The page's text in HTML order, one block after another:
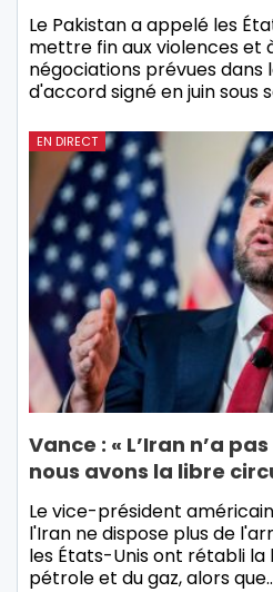
Le Pakistan a appelé les
mettre fin aux violences et
négociations prévues
d'accord signé en juin sous
EN DIRECT
Vance : « L’Iran n’a
nous avons la libre
Le vice-président
l'Iran ne dispose plus de
les États-Unis ont rétabli
pétrole et du gaz, alors